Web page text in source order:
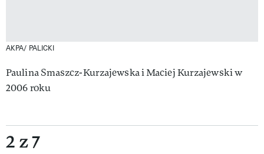
AKPA/ PALICKI
Paulina Smaszcz-Kurzajewska i Maciej Kurzajewski w
2006 roku
2 z 7